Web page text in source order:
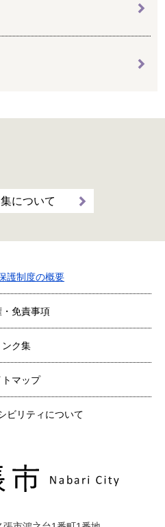
について
護制度の概要
免責事項
ンク集
トマップ
ビリティについて